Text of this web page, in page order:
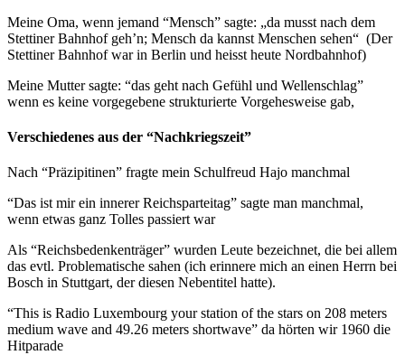
Meine Oma, wenn jemand “Mensch” sagte: „da musst nach dem
Stettiner Bahnhof geh’n; Mensch da kannst Menschen sehen“ (Der
Stettiner Bahnhof war in Berlin und heisst heute Nordbahnhof)
Meine Mutter sagte: “das geht nach Gefühl und Wellenschlag”
wenn es keine vorgegebene strukturierte Vorgehesweise gab,
Verschiedenes aus der “Nachkriegszeit”
Nach “Präzipitinen” fragte mein Schulfreud Hajo manchmal
“Das ist mir ein innerer Reichsparteitag” sagte man manchmal,
wenn etwas ganz Tolles passiert war
Als “Reichsbedenkenträger” wurden Leute bezeichnet, die bei allem
das evtl. Problematische sahen (ich erinnere mich an einen Herrn bei
Bosch in Stuttgart, der diesen Nebentitel hatte).
“This is Radio Luxembourg your station of the stars on 208 meters
medium wave and 49.26 meters shortwave” da hörten wir 1960 die
Hitparade